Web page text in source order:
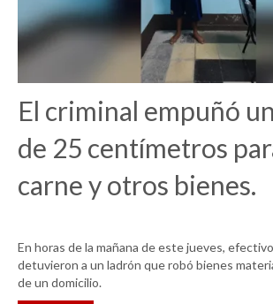
El criminal empuñó
de 25 centímetros
carne y otros bienes.
En horas de la mañana de este jueves,
detuvieron a un ladrón que robó bienes
de un domicilio.